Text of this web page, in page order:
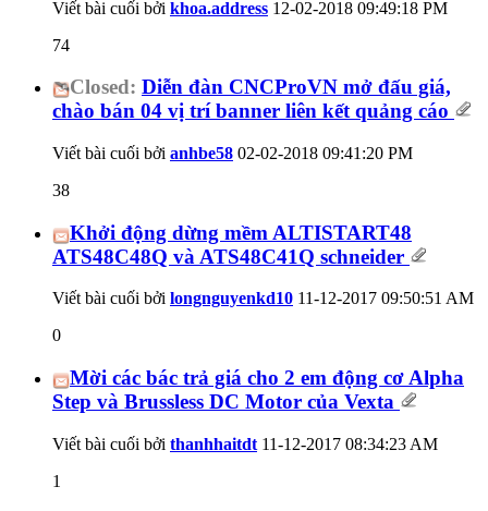
Viết bài cuối bởi khoa.address 12-02-2018 09:49:18 PM
74
Closed: Diễn đàn CNCProVN mở đấu giá,
chào bán 04 vị trí banner liên kết quảng cáo
Viết bài cuối bởi anhbe58 02-02-2018 09:41:20 PM
38
Khởi động dừng mềm ALTISTART48
ATS48C48Q và ATS48C41Q schneider
Viết bài cuối bởi longnguyenkd10 11-12-2017 09:50:51 AM
0
Mời các bác trả giá cho 2 em động cơ Alpha
Step và Brussless DC Motor của Vexta
Viết bài cuối bởi thanhhaitdt 11-12-2017 08:34:23 AM
1